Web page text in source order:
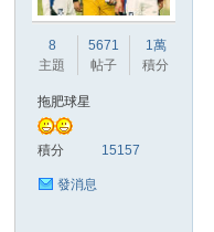
8
主題
5671
帖子
1萬
積分
拖肥球星
積分 15157
發消息